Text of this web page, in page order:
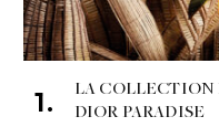
LA COLLECTION
DIOR PARADISE